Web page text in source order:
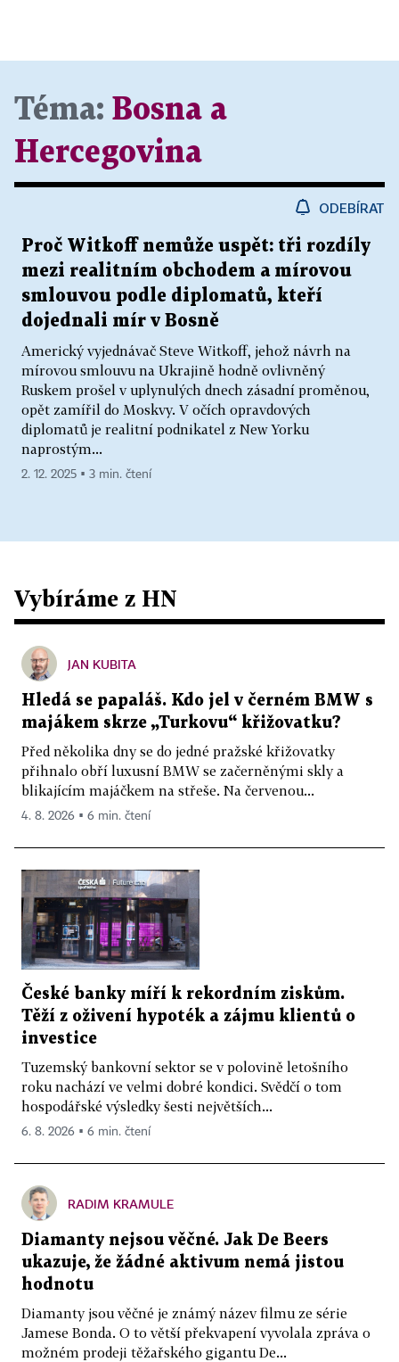
Téma: Bosna a
Hercegovina
ODEBÍRAT
Proč Witkoff nemůže uspět: tři rozdíly
mezi realitním obchodem a mírovou
smlouvou podle diplomatů, kteří
dojednali mír v Bosně
Americký vyjednávač Steve Witkoff, jehož návrh na
mírovou smlouvu na Ukrajině hodně ovlivněný
Ruskem prošel v uplynulých dnech zásadní proměnou,
opět zamířil do Moskvy. V očích opravdových
diplomatů je realitní podnikatel z New Yorku
naprostým...
2. 12. 2025 ▪ 3 min. čtení
Vybíráme z HN
JAN KUBITA
Hledá se papaláš. Kdo jel v černém BMW s
majákem skrze „Turkovu“ křižovatku?
Před několika dny se do jedné pražské křižovatky
přihnalo obří luxusní BMW se začerněnými skly a
blikajícím majáčkem na střeše. Na červenou...
4. 8. 2026 ▪ 6 min. čtení
České banky míří k rekordním ziskům.
Těží z oživení hypoték a zájmu klientů o
investice
Tuzemský bankovní sektor se v polovině letošního
roku nachází ve velmi dobré kondici. Svědčí o tom
hospodářské výsledky šesti největších...
6. 8. 2026 ▪ 6 min. čtení
RADIM KRAMULE
Diamanty nejsou věčné. Jak De Beers
ukazuje, že žádné aktivum nemá jistou
hodnotu
Diamanty jsou věčné je známý název filmu ze série
Jamese Bonda. O to větší překvapení vyvolala zpráva o
možném prodeji těžařského gigantu De...